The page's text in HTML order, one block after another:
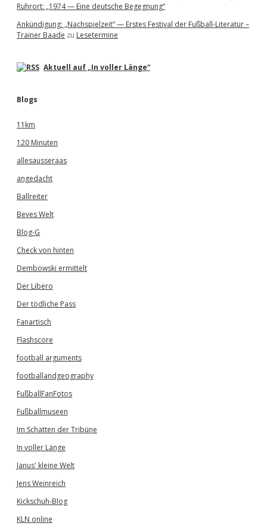
Ruhrort: „1974 — Eine deutsche Begegnung“
Ankündigung: „Nachspielzeit“ — Erstes Festival der Fußball-Literatur –
Trainer Baade zu Lesetermine
Aktuell auf „In voller Länge“
Blogs
11km
120 Minuten
allesausseraas
angedacht
Ballreiter
Beves Welt
Blog-G
Check von hinten
Dembowski ermittelt
Der Libero
Der tödliche Pass
Fanartisch
Flashscore
football arguments
footballandgeography
FußballFanFotos
Fußballmuseen
Im Schatten der Tribüne
In voller Länge
Janus' kleine Welt
Jens Weinreich
Kickschuh-Blog
KLN online